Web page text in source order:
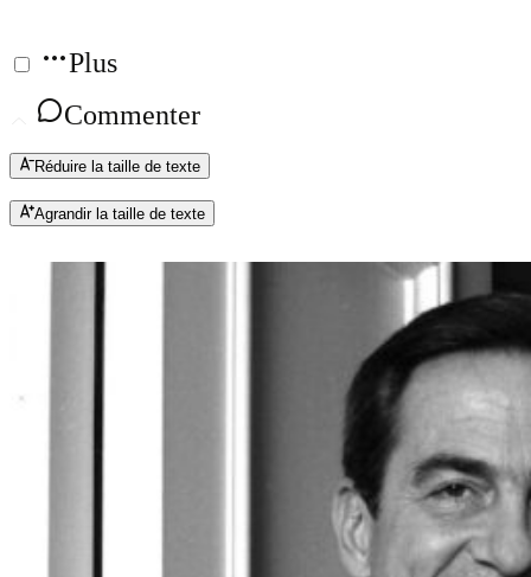
Plus
Commenter
Réduire la taille de texte
Agrandir la taille de texte